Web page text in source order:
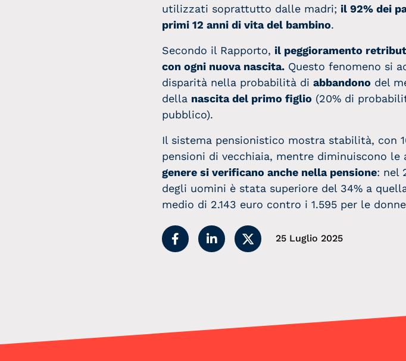
utilizzati soprattutto dalle madri; il 92% dei
primi 12 anni di vita del bambino.
Secondo il Rapporto, il peggioramento
con ogni nuova nascita. Questo fenomeno si
disparità nella probabilità di abbandono del
della nascita del primo figlio (20% di
pubblico).
Il sistema pensionistico mostra stabilità, con
pensioni di vecchiaia, mentre diminuiscono le
genere si verificano anche nella pensione: nel
degli uomini è stata superiore del 34% a
medio di 2.143 euro contro i 1.595 per le
25 Luglio 2025